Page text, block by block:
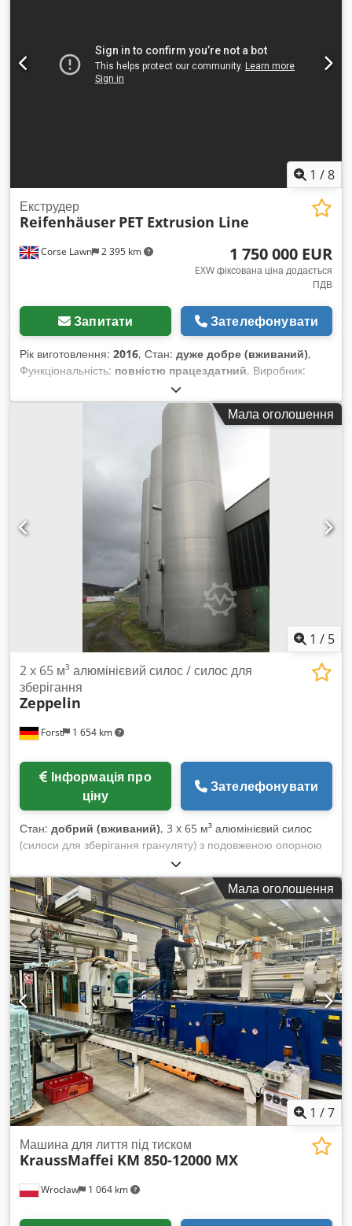
1 /8
Corse Lawn 2 395 km
Екструдер
Reifenhäuser PET Extrusion Line
1 750 000 EUR
EXW фіксована ціна додається
ПДВ
Запитати Зателефонувати
Рік виготовлення: 2016, Стан: дуже добре (вживаний),
Функціональність: повністю працездатний, Виробник:
Reifenhauser Модель: Mirex-MT-V 1-RZE 120-1800 Рік
випуску: 2016 Стан: Відмінний Призначення: Виробництво
плівки або листів з PET / PP / PS Параметри для PET:
Діапазон товщини: 0,25 – 2,2 мм Продуктивність: 2 000 кг/
год Максимальна ширина листа: 1 600 мм Екструдер: RZE
120 мм Електроживлення: 3 x 480 В, 60 Гц, із захисним
нульовим проводом (N) Ширина каландрового валка: 1 800
мм Діаметри каландрових валків: 450 / 700 / 700 мм
Максимальна ширина листа у силіконовій ванні: 1 600 мм
Діапазон товщини листа у силіконовій ванні: 0,15 – 1,5 мм У
комплекті – чотирипозиційний намотувач WOB 1800 для
подвоєного намотування. Усі дані можуть бути змінені або
містити неточності. Все обладнання пропонується за умови
наявності й може бути продано раніше. Chjdpfx
Acovbcbujwja
Мала оголошення
1 / 5
Forst 1 654 km
2 x 65 м³ алюмінієвий силос / силос для
зберігання
Zeppelin
ціну
Зателефонувати
Стан: добрий (вживаний), 3 x 65 м³ алюмінієвий силос
(силоси для зберігання грануляту) з подовженою опорною
рамою (вживані) Об'єм: близько 65 000 л Внутрішній
діаметр: приблизно 3 000 мм Загальна висота: приблизно
12 000 мм Насипна щільність: 0,6 кг/дм³ Кут нахилу конуса:
90 градусів Патрубки у верхній частині: 1 вентиляційний
патрубок з кожухом DN 200 1 фланцевий патрубок DN 100
Chodpfx Acsvmidyowja У циліндричній частині: 1 ревізійний
люк DN 450 1 заправна труба, спрямована вниз, DN 80
Конус: Конус закінчується фланцем DN 150 із
відсмоктуючою камерою Додаткова інформація згідно з
ескізом і фото
Мала оголошення
1 /7
Wrocław 1 064 km
Машина для лиття під тиском
KraussMaffei KM 850-12000 MX